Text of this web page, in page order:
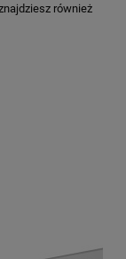
również